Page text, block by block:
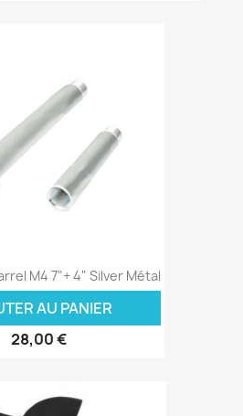
M4 7"+ 4" Silver Métal
AU PANIER
28,00 €